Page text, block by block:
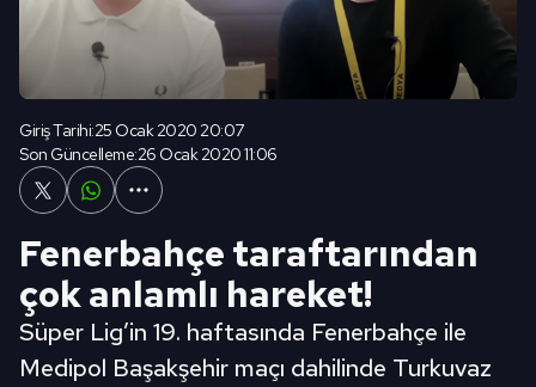
Giriş Tarihi:25 Ocak 2020 20:07
Son Güncelleme:26 Ocak 2020 11:06
Fenerbahçe taraftarından
çok anlamlı hareket!
Süper Lig’in 19. haftasında Fenerbahçe ile
Medipol Başakşehir maçı dahilinde Turkuvaz